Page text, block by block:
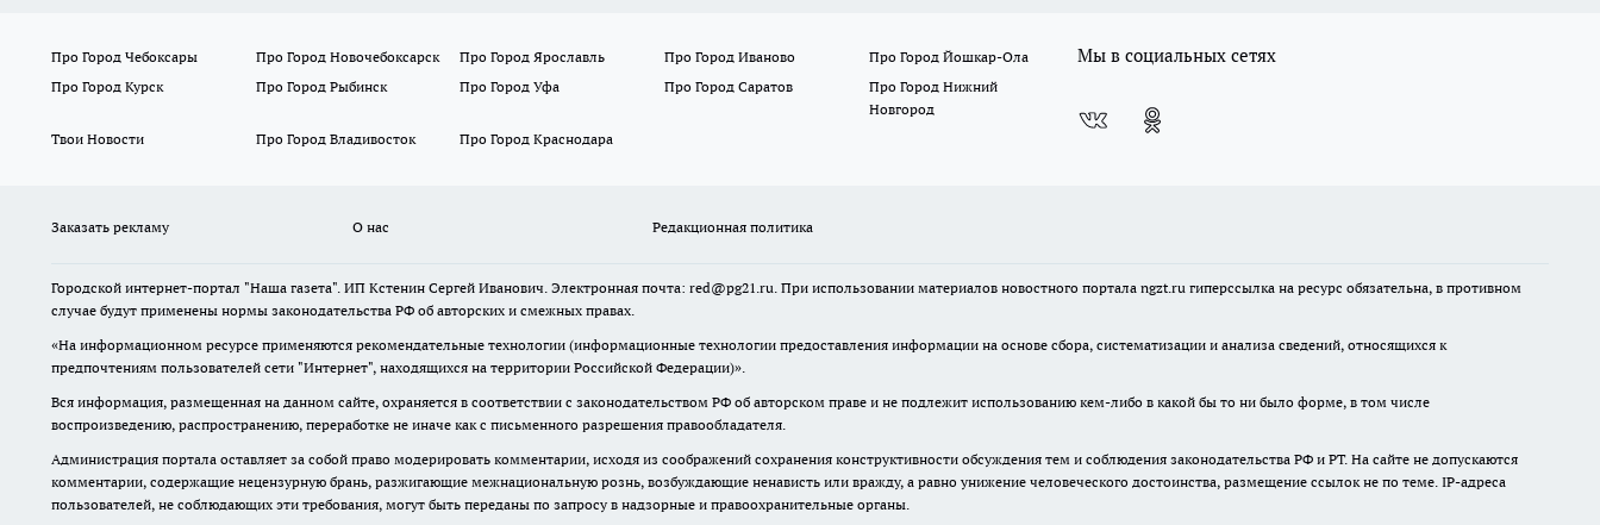
Про Город Чебоксары Про Город Новочебоксарск Про Город Ярославль Про Город Иваново
Про Город Йошкар-Ола
Про Город Курск
Про Город Рыбинск Про Город Уфа Про Город Саратов
Про Город Нижний
Новгород
Твои Новости
Про Город Владивосток Про Город Краснодара
Мы в социальных сетях
Заказать рекламу О нас Редакционная политика
Городской интернет-портал "Наша газета". ИП Кстенин Сергей Иванович. Электронная почта: red@pg21.ru. При использовании материалов новостного портала ngzt.ru гиперссылка на ресурс обязательна, в противном
случае будут применены нормы законодательства РФ об авторских и смежных правах.
«На информационном ресурсе применяются рекомендательные технологии (информационные технологии предоставления информации на основе сбора, систематизации и анализа сведений, относящихся к
предпочтениям пользователей сети "Интернет", находящихся на территории Российской Федерации)».
Вся информация, размещенная на данном сайте, охраняется в соответствии с законодательством РФ об авторском праве и не подлежит использованию кем-либо в какой бы то ни было форме, в том числе
воспроизведению, распространению, переработке не иначе как с письменного разрешения правообладателя.
Администрация портала оставляет за собой право модерировать комментарии, исходя из соображений сохранения конструктивности обсуждения тем и соблюдения законодательства РФ и РТ. На сайте не допускаются
комментарии, содержащие нецензурную брань, разжигающие межнациональную рознь, возбуждающие ненависть или вражду, а равно унижение человеческого достоинства, размещение ссылок не по теме. IP-адреса
пользователей, не соблюдающих эти требования, могут быть переданы по запросу в надзорные и правоохранительные органы.